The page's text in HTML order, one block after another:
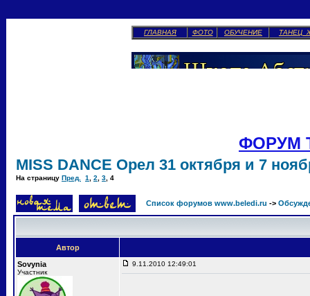
ГЛАВНАЯ ФОТО ОБУЧЕНИЕ ТАНЕЦ
ФОРУМ
MISS DANCE Орел 31 октября и 7
На страницу Пред. 1 2 3 4
Список форумов www.beledi.ru ->
Автор
Sovynia
Участник
9.11.2010 12:49:01